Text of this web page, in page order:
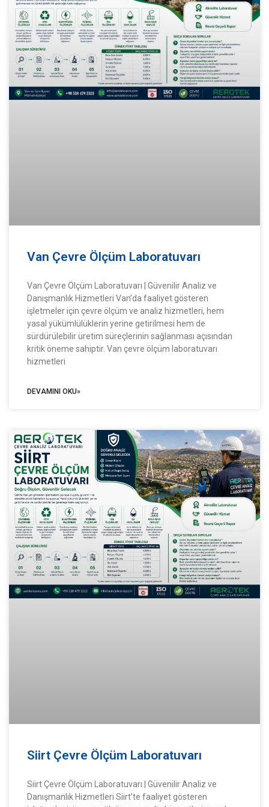
Van Çevre Ölçüm Laboratuvarı
Van Çevre Ölçüm Laboratuvarı | Güvenilir Analiz ve
Danışmanlık Hizmetleri Van’da faaliyet gösteren
işletmeler için çevre ölçüm ve analiz hizmetleri, hem
yasal yükümlülüklerin yerine getirilmesi hem de
sürdürülebilir üretim süreçlerinin sağlanması açısından
kritik öneme sahiptir. Van çevre ölçüm laboratuvarı
hizmetleri
DEVAMINI OKU»
Siirt Çevre Ölçüm Laboratuvarı
Siirt Çevre Ölçüm Laboratuvarı | Güvenilir Analiz ve
Danışmanlık Hizmetleri Siirt’te faaliyet gösteren